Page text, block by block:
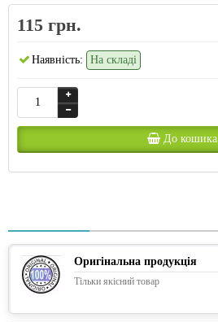
115 грн.
Наявність: На складі
До кошика
Оригінальна продукція
Тільки якісний товар